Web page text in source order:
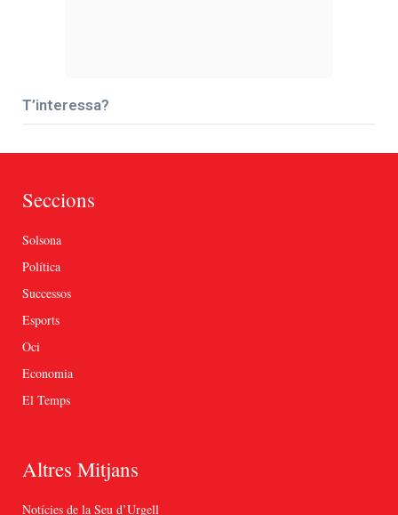
T’interessa?
Seccions
Solsona
Política
Successos
Esports
Oci
Economia
El Temps
Altres Mitjans
Notícies de la Seu d’Urgell